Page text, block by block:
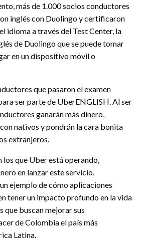
más de 1.000 socios conductores
inglés con Duolingo y certificaron
idioma a través del Test Center, la
de Duolingo que se puede tomar
en un dispositivo móvil o
que pasaron el examen
ser parte de UberENGLISH. Al ser
ganarán más dinero,
nativos y pondrán la cara bonita
extranjeros.
los que Uber está operando,
en lanzar este servicio.
ejemplo de cómo aplicaciones
tener un impacto profundo en la vida
que buscan mejorar sus
de Colombia el país más
Latina.